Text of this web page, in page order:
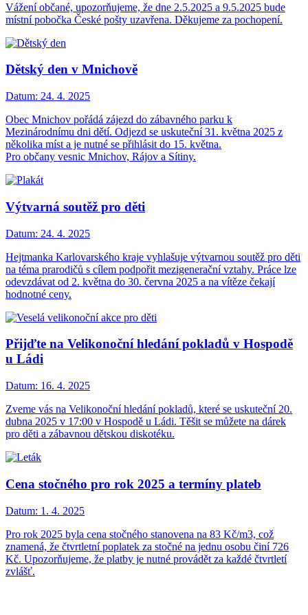
Vážení občané, upozorňujeme, že dne 2.5.2025 a 9.5.2025 bude
místní pobočka České pošty uzavřena. Děkujeme za pochopení.
Dětský den v Mnichově
Datum: 24. 4. 2025
Obec Mnichov pořádá zájezd do zábavného parku k
Mezinárodnímu dni dětí. Odjezd se uskuteční 31. května 2025 z
několika míst a je nutné se přihlásit do 15. května.
Pro občany vesnic Mnichov, Rájov a Sítiny.
Výtvarná soutěž pro děti
Datum: 24. 4. 2025
Hejtmanka Karlovarského kraje vyhlašuje výtvarnou soutěž pro děti
na téma prarodičů s cílem podpořit mezigenerační vztahy. Práce lze
odevzdávat od 2. května do 30. června 2025 a na vítěze čekají
hodnotné ceny.
Přijďte na Velikonoční hledání pokladů v Hospodě
u Ládi
Datum: 16. 4. 2025
Zveme vás na Velikonoční hledání pokladů, které se uskuteční 20.
dubna 2025 v 17:00 v Hospodě u Ládi. Těšit se můžete na dárek
pro děti a zábavnou dětskou diskotéku.
Cena stočného pro rok 2025 a termíny plateb
Datum: 1. 4. 2025
Pro rok 2025 byla cena stočného stanovena na 83 Kč/m3, což
znamená, že čtvrtletní poplatek za stočné na jednu osobu činí 726
Kč. Upozorňujeme, že platby je nutné provádět za každé čtvrtletí
zvlášť.